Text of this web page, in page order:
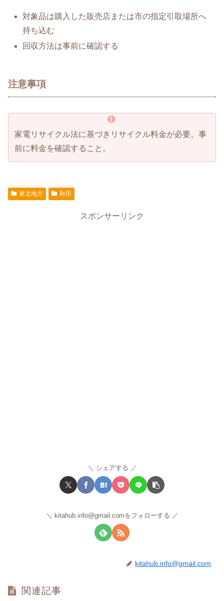
対象品は購入した販売店または市の指定引取場所へ
持ち込む
回収方法は事前に確認する
注意事項
家電リサイクル法に基づきリサイクル料金が必要。事
前に料金を確認すること。
東北地方 秋田
スポンサーリンク
シェアする
kitahub.info@gmail.comをフォローする
kitahub.info@gmail.com
関連記事